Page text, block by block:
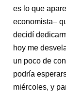
es lo que
economista–
decidí
hoy me
un poco de
podría
miércoles, y